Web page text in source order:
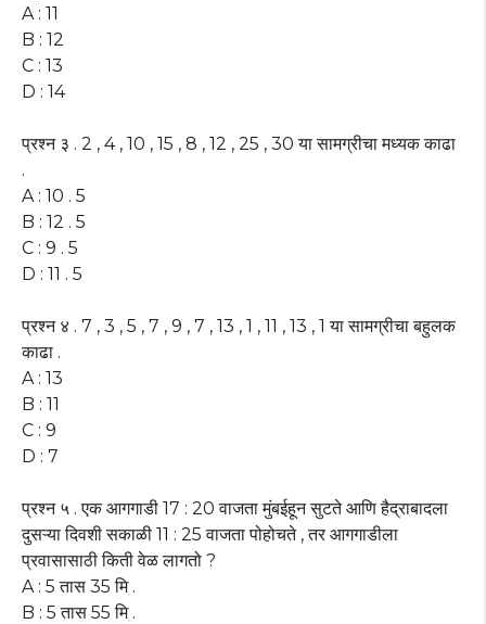
A : 11
B : 12
C : 13
D : 14
प्रश्न ३ . 2 , 4 , 10 , 15 , 8 , 12 , 25 , 30 या सामग्रीचा मध्यक काढा
.
A : 10 . 5
B : 12 . 5
C : 9 . 5
D : 11 . 5
प्रश्न ४ . 7 , 3 , 5 , 7 , 9 , 7 , 13 , 1 , 11 , 13 , 1 या सामग्रीचा बहुलक
काढा .
A : 13
B : 11
C : 9
D : 7
प्रश्न ५ . एक आगगाडी 17 : 20 वाजता मुंबईहून सुटते आणि हैद्राबादला
दुसऱ्या दिवशी सकाळी 11 : 25 वाजता पोहोचते , तर आगगाडीला
प्रवासासाठी किती वेळ लागतो ?
A : 5 तास 35 मि .
B : 5 तास 55 मि .